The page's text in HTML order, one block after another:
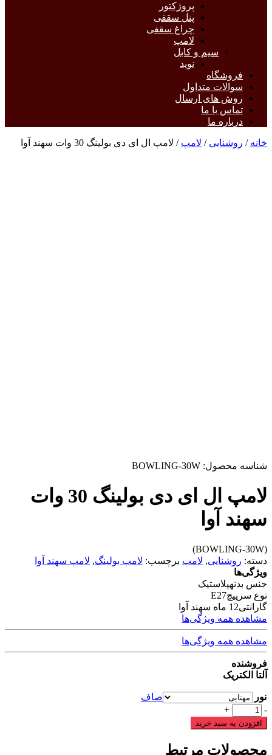
پروژکتور
پنل سقفی
چراغ سقفی
لامپ
سیم و کابل
نوید
فروشگاه
سوالات متداول
روش های ارسال
تماس با ما
درباره ما
خانه / روشنایی / لامپ / لامپ ال ای دی بولینگ 30 وات سهند آوا
شناسه محصول: BOWLING-30W
لامپ ال ای دی بولینگ 30 وات
سهند آوا
(BOWLING-30W)
دسته: روشنایی, لامپ برچسب: لامپ بولینگ, لامپ سهند آوا
ویژگی‌ها
جنس بدنهپلاستیک
نوع سرپیچE27
گارانتی12 ماه سهند آوا
مشاهده همه ویژگی‌ها
مشاهده همه ویژگی‌ها
فروشنده
آلتا الکتریک
نور
صاف
لامپ
ال
ای
-
+
افزودن به سبد خرید
محصولات مرتبط